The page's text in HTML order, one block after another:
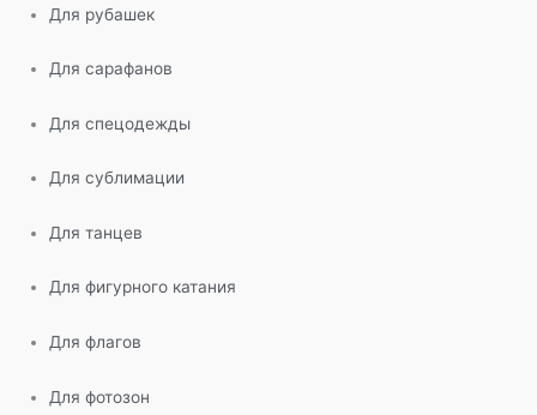
Для рубашек
Для сарафанов
Для спецодежды
Для сублимации
Для танцев
Для фигурного катания
Для флагов
Для фотозон